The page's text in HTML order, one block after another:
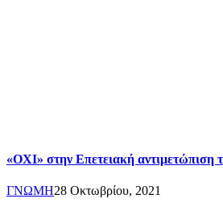
«ΟΧΙ» στην Επετειακή αντιμετώπιση
ΓΝΩΜΗ28 Οκτωβρίου, 2021